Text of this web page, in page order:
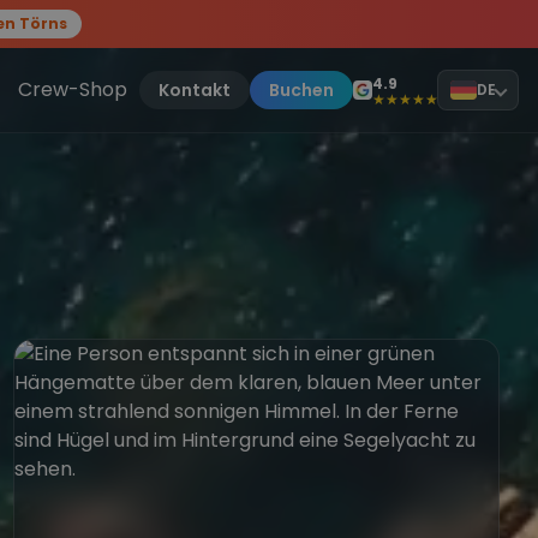
Törns
sei dabei.
Crew-Shop Kontakt Buchen 4.9
★★★★★ DE